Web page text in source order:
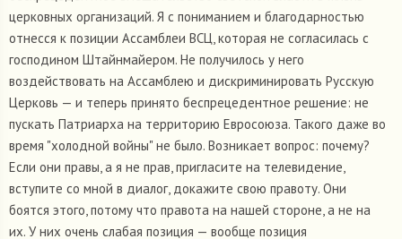
церковных организаций. Я с пониманием и благодарностью
отнесся к позиции Ассамблеи ВСЦ, которая не согласилась с
господином Штайнмайером. Не получилось у него
воздействовать на Ассамблею и дискриминировать Русскую
Церковь — и теперь принято беспрецедентное решение: не
пускать Патриарха на территорию Евросоюза. Такого даже во
время "холодной войны" не было. Возникает вопрос: почему?
Если они правы, а я не прав, пригласите на телевидение,
вступите со мной в диалог, докажите свою правоту. Они
боятся этого, потому что правота на нашей стороне, а не на
их. У них очень слабая позиция — вообще позиция